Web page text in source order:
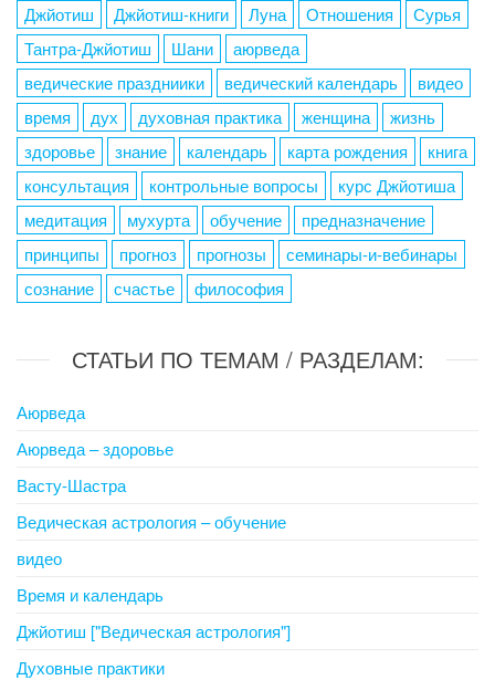
Джйотиш
Джйотиш-книги Луна Отношения
Сурья
Тантра-Джйотиш
Шани
аюрведа
ведические праздниики
ведический календарь
видео
время
дух духовная практика женщина
жизнь
здоровье
знание календарь карта рождения
книга
консультация
контрольные вопросы
курс Джйотиша
медитация
мухурта обучение
предназначение
принципы
прогноз прогнозы
семинары-и-вебинары
сознание
счастье философия
СТАТЬИ ПО ТЕМАМ / РАЗДЕЛАМ:
Аюрведа
Аюрведа – здоровье
Васту-Шастра
Ведическая астрология – обучение
видео
Время и календарь
Джйотиш ["Ведическая астрология"]
Духовные практики